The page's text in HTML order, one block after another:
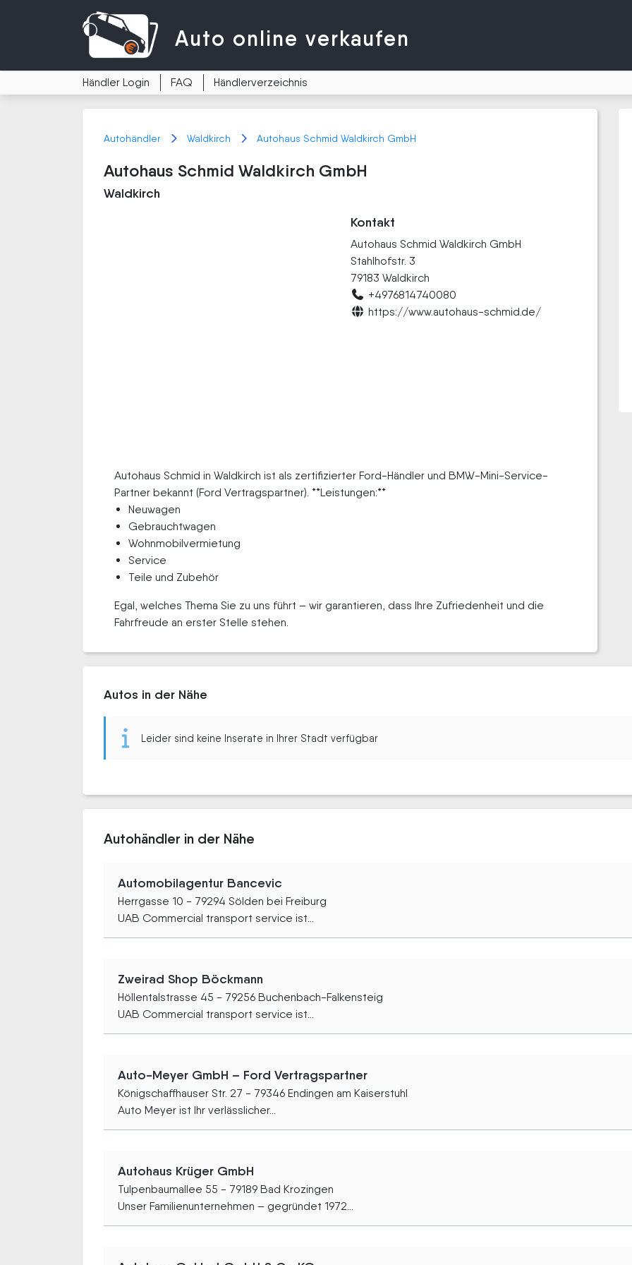
Auto online verkaufen
Händler Login FAQ Händlerverzeichnis
Autohändler Waldkirch Autohaus Schmid Waldkirch GmbH
Autohaus Schmid Waldkirch GmbH
Waldkirch
Kontakt
Autohaus Schmid Waldkirch GmbH
Stahlhofstr. 3
79183 Waldkirch
+4976814740080
https://www.autohaus-schmid.de/
Autohaus Schmid in Waldkirch ist als zertifizierter Ford-Händler und BMW-Mini-Service-
Partner bekannt (Ford Vertragspartner). **Leistungen:**
Neuwagen
Gebrauchtwagen
Wohnmobilvermietung
Service
Teile und Zubehör
Egal, welches Thema Sie zu uns führt – wir garantieren, dass Ihre Zufriedenheit und die
Fahrfreude an erster Stelle stehen.
Autos in der Nähe
Leider sind keine Inserate in Ihrer Stadt verfügbar
Autohändler in der Nähe
Automobilagentur Bancevic
Herrgasse 10 - 79294 Sölden bei Freiburg
UAB Commercial transport service ist...
Zweirad Shop Böckmann
Höllentalstrasse 45 - 79256 Buchenbach-Falkensteig
UAB Commercial transport service ist...
Auto-Meyer GmbH – Ford Vertragspartner
Königschaffhauser Str. 27 - 79346 Endingen am Kaiserstuhl
Auto Meyer ist Ihr verlässlicher...
Autohaus Krüger GmbH
Tulpenbaumallee 55 - 79189 Bad Krozingen
Unser Familienunternehmen – gegründet 1972...